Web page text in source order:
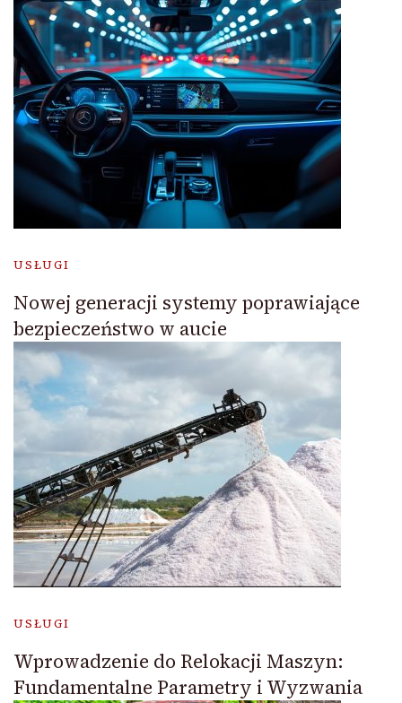
USŁUGI
Nowej generacji systemy poprawiające
bezpieczeństwo w aucie
USŁUGI
Wprowadzenie do Relokacji Maszyn:
Fundamentalne Parametry i Wyzwania